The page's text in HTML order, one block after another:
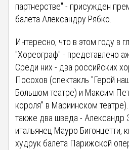
партнерстве" - присужден
балета Александру Рябко.
Интересно, что в этом году в
"Хореограф" - представлено
Среди них - два российских
Посохов (спектакль "Герой
Большом театре) и Максим
короля" в Мариинском
также два шведа - Александр
итальянец Мауро
худрук балета Парижской